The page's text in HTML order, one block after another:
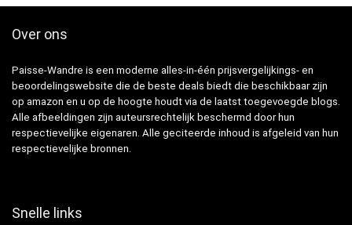
Over ons
Paisse-Wandre is een moderne alles-in-één prijsvergelijkings- en
beoordelingswebsite die de beste deals biedt die beschikbaar zijn
op amazon en u op de hoogte houdt via de laatst toegevoegde blogs.
Alle afbeeldingen zijn auteursrechtelijk beschermd door hun
respectievelijke eigenaren. Alle geciteerde inhoud is afgeleid van hun
respectievelijke bronnen.
Snelle links